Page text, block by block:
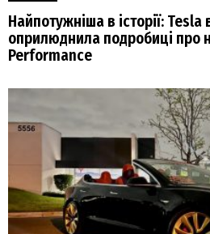
Найпотужніша в історії:
оприлюднила подробиці про
Performance